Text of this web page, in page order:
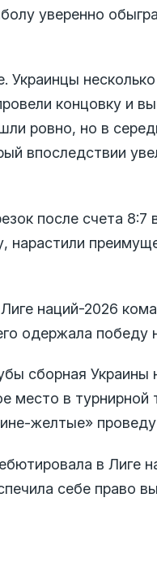
уверенно
концовку и
ровно, но в
впоследствии
после счета 8:7
нарастили
наций-2026
одержала победу
сборная Украины
место в турнирной
желтые»
в Лиге
себе право